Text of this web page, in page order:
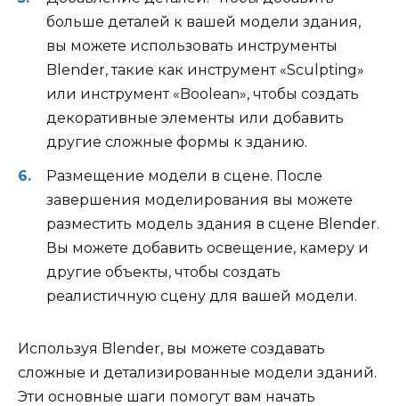
больше деталей к вашей модели здания,
вы можете использовать инструменты
Blender, такие как инструмент «Sculpting»
или инструмент «Boolean», чтобы создать
декоративные элементы или добавить
другие сложные формы к зданию.
Размещение модели в сцене. После
завершения моделирования вы можете
разместить модель здания в сцене Blender.
Вы можете добавить освещение, камеру и
другие объекты, чтобы создать
реалистичную сцену для вашей модели.
Используя Blender, вы можете создавать
сложные и детализированные модели зданий.
Эти основные шаги помогут вам начать